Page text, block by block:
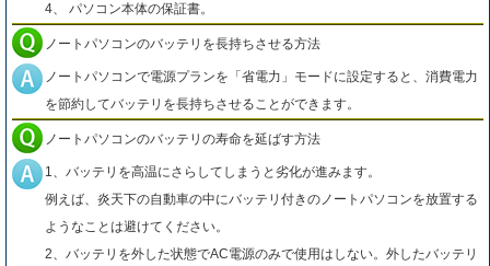
4、 パソコン本体の保証書。
ノートパソコンのバッテリを長持ちさせる方法
ノートパソコンで電源プランを「省電力」モードに設定すると、消費電力
を節約してバッテリを長持ちさせることができます。
ノートパソコンのバッテリの寿命を延ばす方法
1、バッテリを高温にさらしてしまうと劣化が進みます。
例えば、炎天下の自動車の中にバッテリ付きのノートパソコンを放置する
ようなことは避けてください。
2、バッテリを外した状態でAC電源のみで使用はしない。外したバッテリ